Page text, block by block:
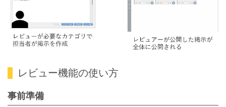
レビュー機能の使い方
事前準備